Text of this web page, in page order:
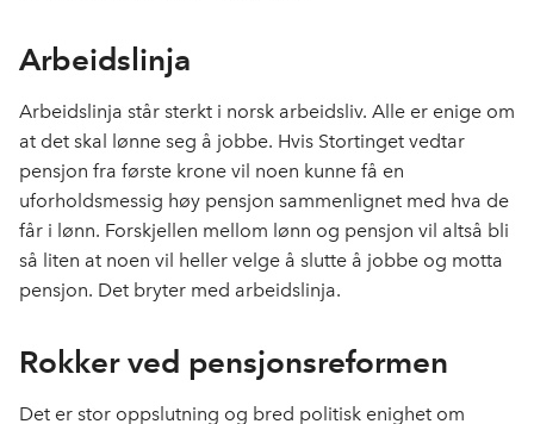
Arbeidslinja
Arbeidslinja står sterkt i norsk arbeidsliv. Alle er enige om
at det skal lønne seg å jobbe. Hvis Stortinget vedtar
pensjon fra første krone vil noen kunne få en
uforholdsmessig høy pensjon sammenlignet med hva de
får i lønn. Forskjellen mellom lønn og pensjon vil altså bli
så liten at noen vil heller velge å slutte å jobbe og motta
pensjon. Det bryter med arbeidslinja.
Rokker ved pensjonsreformen
Det er stor oppslutning og bred politisk enighet om